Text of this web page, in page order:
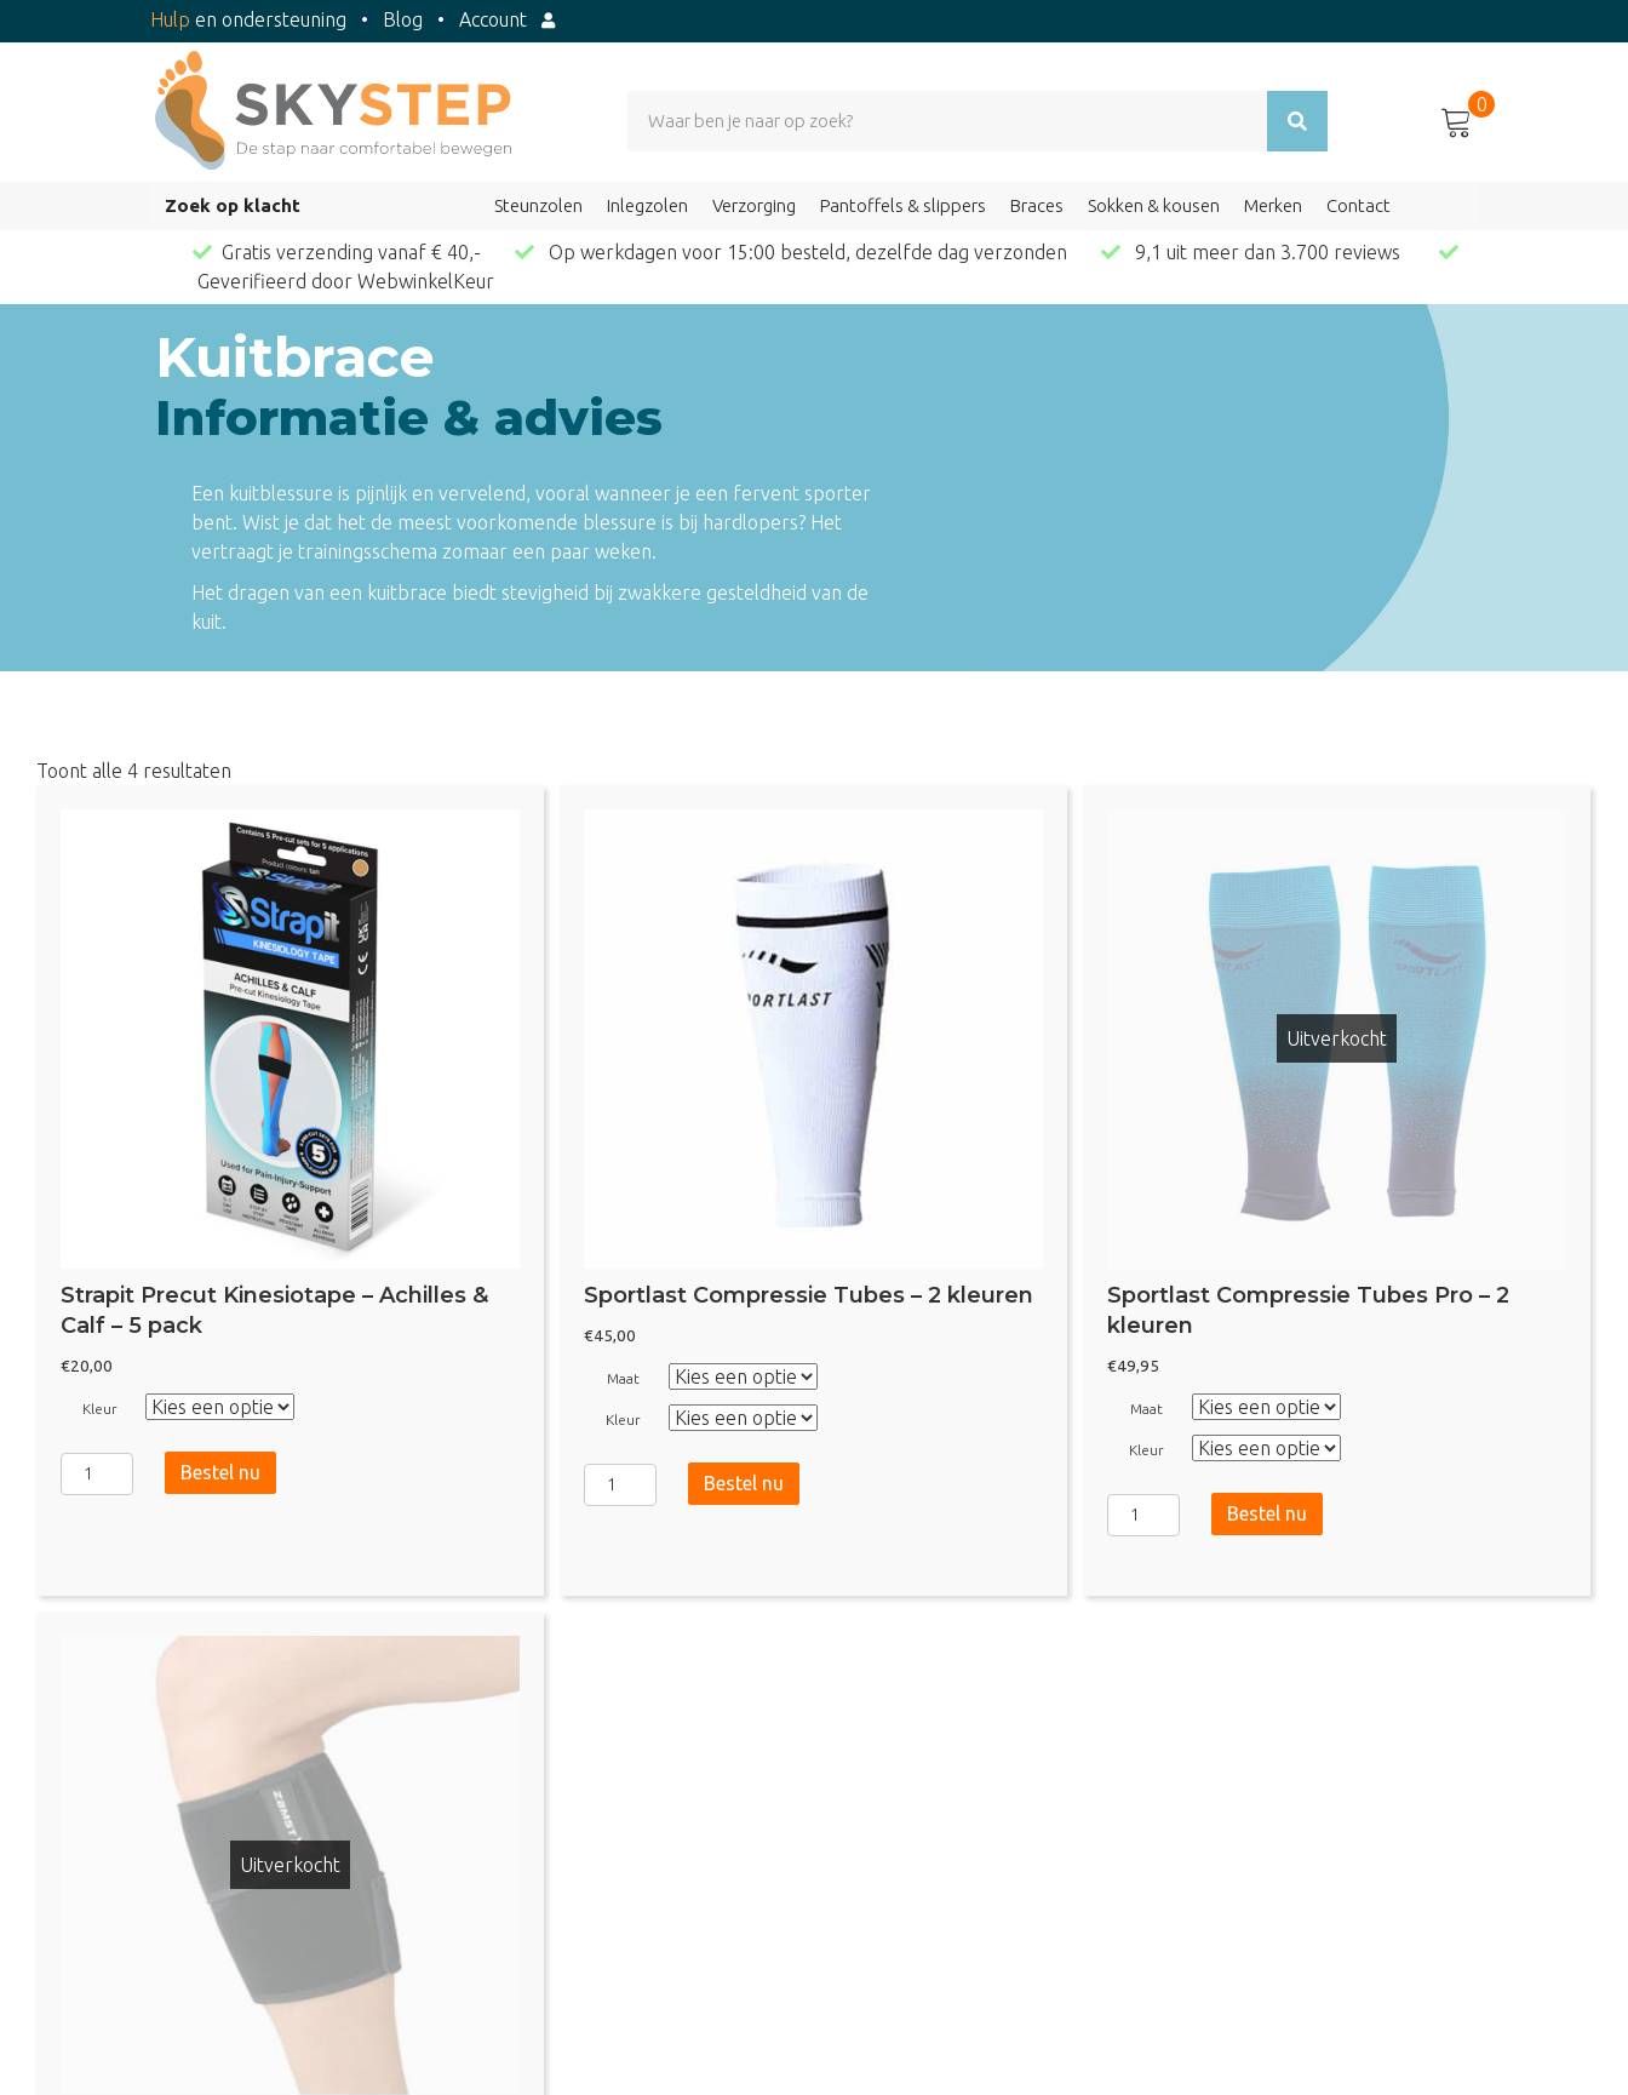
Hulp en ondersteuning • Blog •Account
0
Zoek op klacht Steunzolen Inlegzolen Verzorging Pantoffels & slippers Braces Sokken & kousen Merken Contact
Gratis verzending vanaf € 40,- Op werkdagen voor 15:00 besteld, dezelfde dag verzonden
9,1 uit meer dan 3.700 reviews
Geverifieerd door WebwinkelKeur
Kuitbrace
Informatie & advies
Een kuitblessure is pijnlijk en vervelend, vooral wanneer je een fervent sporter
bent. Wist je dat het de meest voorkomende blessure is bij hardlopers? Het
vertraagt je trainingsschema zomaar een paar weken.
Het dragen van een kuitbrace biedt stevigheid bij zwakkere gesteldheid van de
kuit.
Toont alle 4 resultaten
Strapit Precut Kinesiotape – Achilles &
Calf – 5 pack
€20,00
Kleur
Strapit
Precut
Bestel nu
Sportlast Compressie Tubes – 2 kleuren
€45,00
Maat
Kleur
Sportlast
Compressie
2
Bestel nu
Uitverkocht
Sportlast Compressie Tubes Pro – 2
kleuren
€49,95
Maat
Kleur
Sportlast
Compressie
Pro
Bestel nu
Uitverkocht